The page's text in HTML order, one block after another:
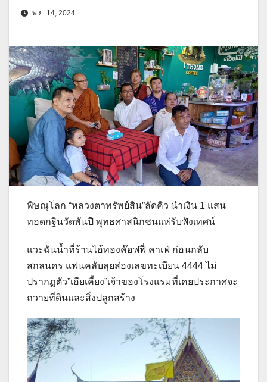
พ.ย. 14, 2024
พิษณุโลก “หลวงตาทรัพย์สิน”ลัดคิว นำเงิน 1 แสน
ทอดกฐินวัดพันปี พุทธศาสนิกชนแห่รับฟังเทศน์
แวะฉันน้ำที่ร้านไอ้ทองค๊อฟฟี่ คาเฟ่ ก่อนกลับ
สกลนคร แฟนคลับลุยส่องเลขทะเบียน 4444 ไม่
ปรากฏตัว”เฮียเคี้ยง”เจ้าของโรงแรมที่เคยประกาศจะ
ถวายที่ดินและสิ่งปลูกสร้าง